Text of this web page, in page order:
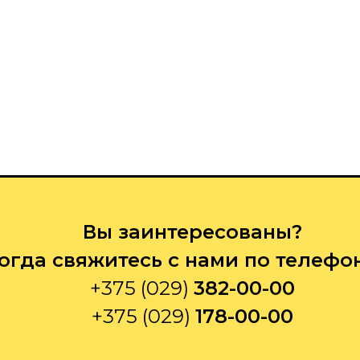
Вы заинтересованы?
свяжитесь с нами по
+375 (029) 382-00-00
+375 (029) 178-00-00